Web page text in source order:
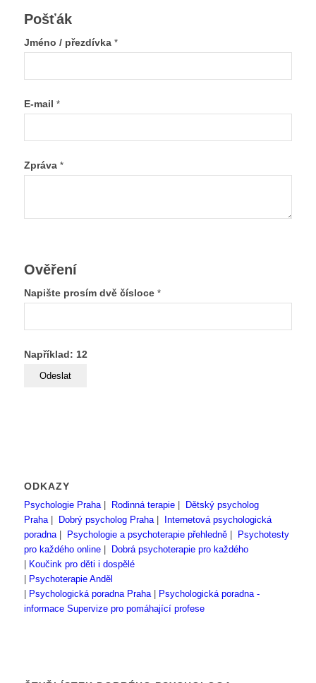
Pošťák
Jméno / přezdívka *
E-mail *
Zpráva *
Ověření
Napište prosím dvě čísloce *
Například: 12
ODKAZY
Psychologie Praha| Rodinná terapie|
Dětský psycholog
Praha| Dobrý psycholog Praha|
Internetová psychologická
poradna| Psychologie a psychoterapie přehledně|
Psychotesty
pro každého online|
Dobrá psychoterapie pro každého
Koučink pro děti i dospělé
Psychoterapie Anděl
Psychologická poradna Praha|
Psychologická poradna -
informace Supervize pro pomáhající profese